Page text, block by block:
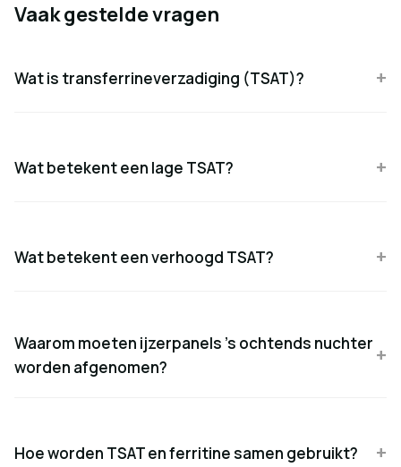
Vaak gestelde vragen
Wat is transferrineverzadiging (TSAT)?
Wat betekent een lage TSAT?
Wat betekent een verhoogd TSAT?
Waarom moeten ijzerpanels 's ochtends nuchter
worden afgenomen?
Hoe worden TSAT en ferritine samen gebruikt?